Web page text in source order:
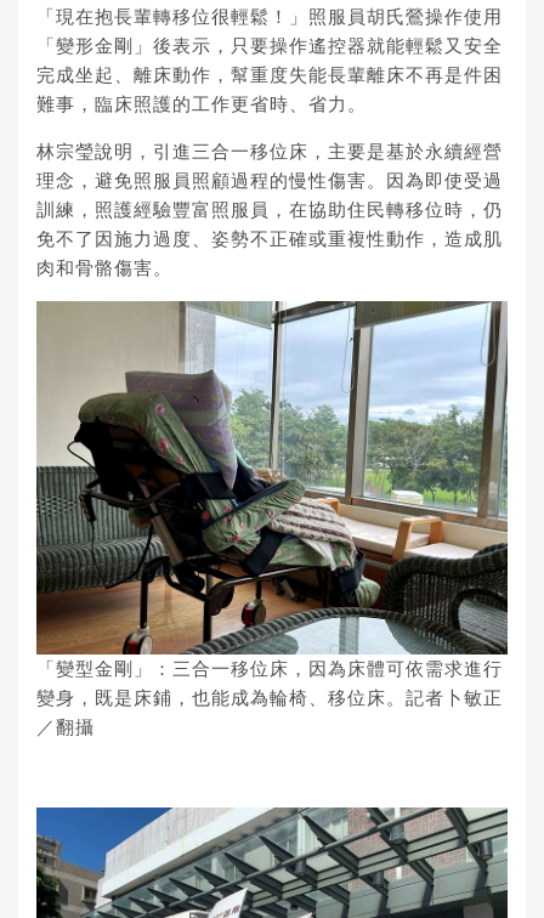
「現在抱長輩轉移位很輕鬆！」照服員胡氏鶯操作使用
「變形金剛」後表示，只要操作遙控器就能輕鬆又安全
完成坐起、離床動作，幫重度失能長輩離床不再是件困
難事，臨床照護的工作更省時、省力。
林宗瑩說明，引進三合一移位床，主要是基於永續經營
理念，避免照服員照顧過程的慢性傷害。因為即使受過
訓練，照護經驗豐富照服員，在協助住民轉移位時，仍
免不了因施力過度、姿勢不正確或重複性動作，造成肌
肉和骨骼傷害。
「變型金剛」：三合一移位床，因為床體可依需求進行
變身，既是床鋪，也能成為輪椅、移位床。記者卜敏正
／翻攝